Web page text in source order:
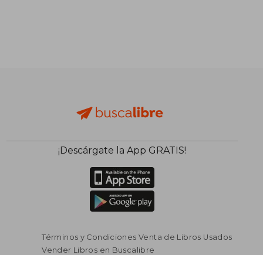
¡Descárgate la App GRATIS!
Términos y Condiciones Venta de Libros Usados
Vender Libros en Buscalibre